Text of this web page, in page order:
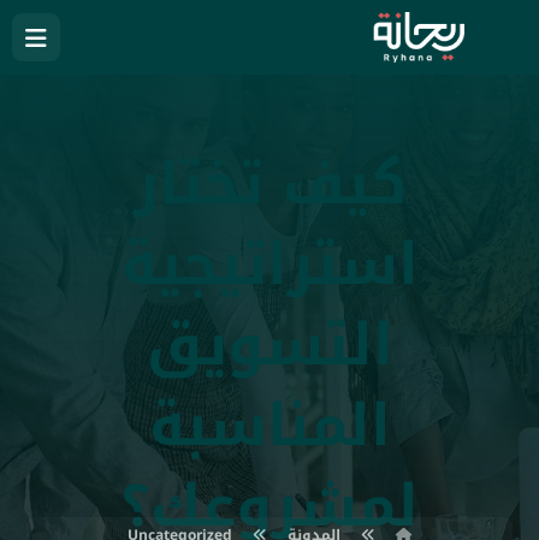
استراتيجية
التسويق
المناسبة
لمشروعك؟